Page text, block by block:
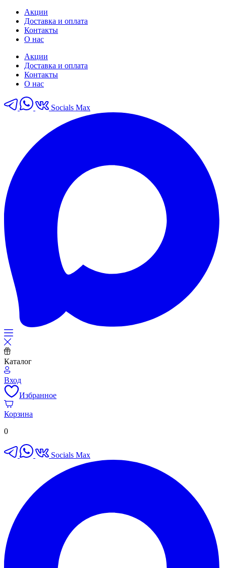
Акции
Доставка и оплата
Контакты
О нас
Акции
Доставка и оплата
Контакты
О нас
Socials Max
Каталог
Вход
Избранное
Корзина
0
Socials Max